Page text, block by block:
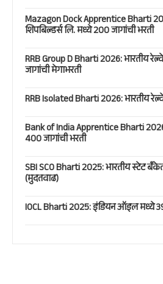
Mazagon Dock Apprentice Bharti
शिपबिल्डर्स लि. मध्ये 200 जागांची भरती
RRB Group D Bharti 2026: भारतीय
जागांची मेगाभरती
RRB Isolated Bharti 2026: भारतीय
Bank of India Apprentice Bharti
400 जागांची भरती
SBI SCO Bharti 2025: भारतीय स्टेट
(मुदतवाढ)
IOCL Bharti 2025: इंडियन ऑइल मध्ये